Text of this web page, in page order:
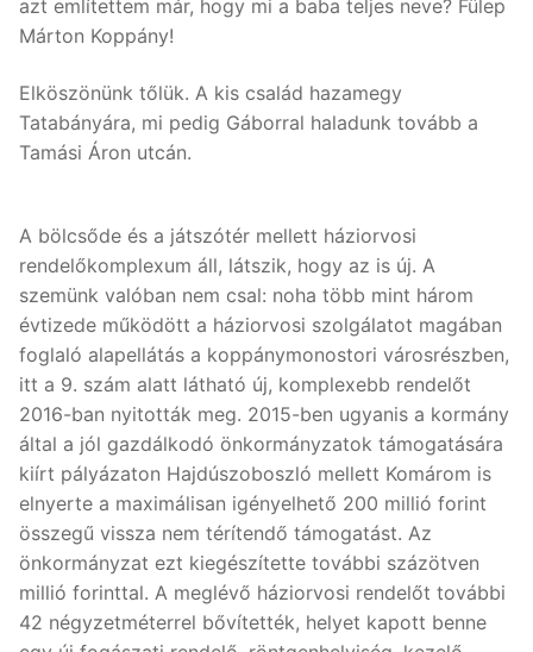
azt említettem már, hogy mi a baba teljes neve? Fülep
Márton Koppány!
Elköszönünk tőlük. A kis család hazamegy
Tatabányára, mi pedig Gáborral haladunk tovább a
Tamási Áron utcán.
A bölcsőde és a játszótér mellett háziorvosi
rendelőkomplexum áll, látszik, hogy az is új. A
szemünk valóban nem csal: noha több mint három
évtizede működött a háziorvosi szolgálatot magában
foglaló alapellátás a koppánymonostori városrészben,
itt a 9. szám alatt látható új, komplexebb rendelőt
2016-ban nyitották meg. 2015-ben ugyanis a kormány
által a jól gazdálkodó önkormányzatok támogatására
kiírt pályázaton Hajdúszoboszló mellett Komárom is
elnyerte a maximálisan igényelhető 200 millió forint
összegű vissza nem térítendő támogatást. Az
önkormányzat ezt kiegészítette további százötven
millió forinttal. A meglévő háziorvosi rendelőt további
42 négyzetméterrel bővítették, helyet kapott benne